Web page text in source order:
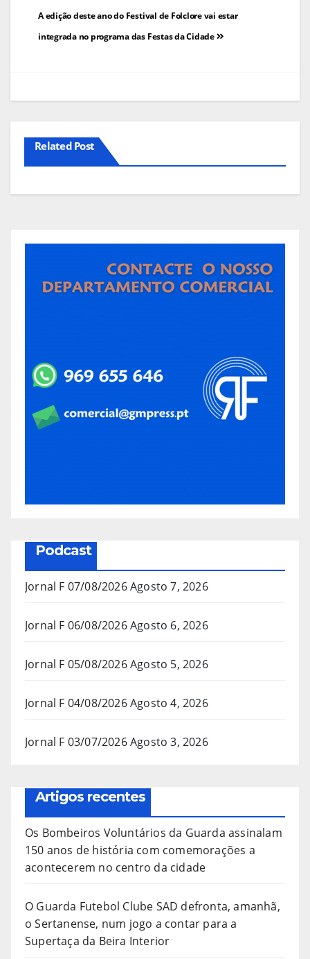
Navegação
de
A edição deste ano do Festival de Folclore vai estar
integrada no programa das Festas da Cidade
Related Post
Podcast
Jornal F 07/08/2026Agosto 7, 2026
Jornal F 06/08/2026Agosto 6, 2026
Jornal F 05/08/2026Agosto 5, 2026
Jornal F 04/08/2026Agosto 4, 2026
Jornal F 03/07/2026Agosto 3, 2026
Artigos recentes
Os Bombeiros Voluntários da Guarda assinalam
150 anos de história com comemorações a
acontecerem no centro da cidade
O Guarda Futebol Clube SAD defronta, amanhã,
o Sertanense, num jogo a contar para a
Supertaça da Beira Interior